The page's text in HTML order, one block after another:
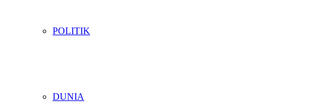
POLITIK
DUNIA